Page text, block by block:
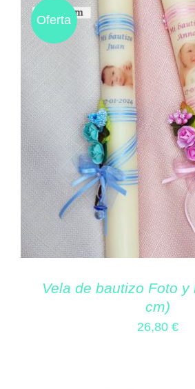
Oferta
Vela de bautizo Foto y
cm)
26,80 €